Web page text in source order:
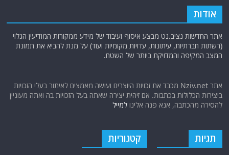
אודות
אתר החדשות נציב.נט מבצע איסוף ועיבוד של מידע ממקורות המודיעין הגלוי
(רשתות חברתיות, עיתונות, עדויות מקומיות ועוד) על מנת להביא את תמונת
המצב המקיפה והמדויקת ביותר של השטח.
אתר Nziv.net מכבד את זכויות היוצרים ועושה מאמצים לאיתור בעלי הזכויות
ביצירות הכלולות בכתבות. אם זיהית יצירה שאתה בעל הזכויות בה ואתה מעוניין
להסירה מהכתבה, אנא פנה אלינולמייל
תגיות קטגוריות